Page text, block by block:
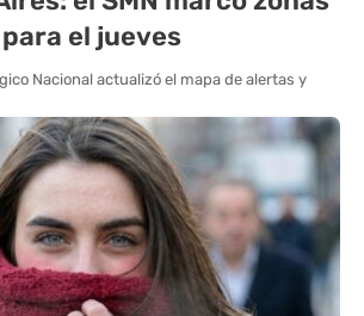
el jueves
Nacional actualizó el mapa de alertas y